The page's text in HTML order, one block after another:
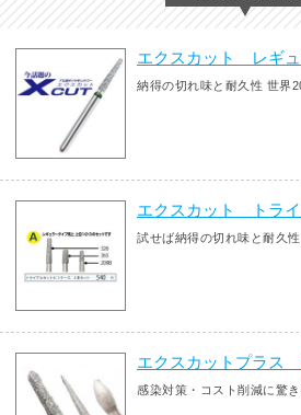
エクスカット レギ
納得の切れ味と耐久性 世界
エクスカット トラ
試せば納得の切れ味と耐久
エクスカットプラス
感染対策・コスト削減に驚